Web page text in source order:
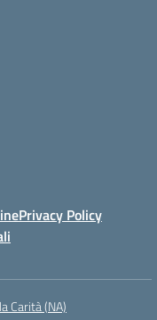
Privacy Policy
Carità (NA)